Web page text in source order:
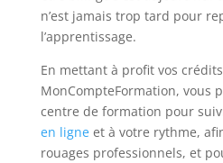
n’est jamais trop tard pour
l’apprentissage.
En mettant à profit vos crédits
MonCompteFormation, vous
centre de formation pour
en ligneet à votre rythme,
rouages professionnels, et